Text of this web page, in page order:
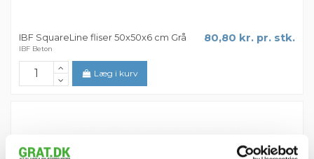
IBF SquareLine fliser 50x50x6 cm Grå
IBF Beton
80,80 kr. pr. stk.
Læg i kurv